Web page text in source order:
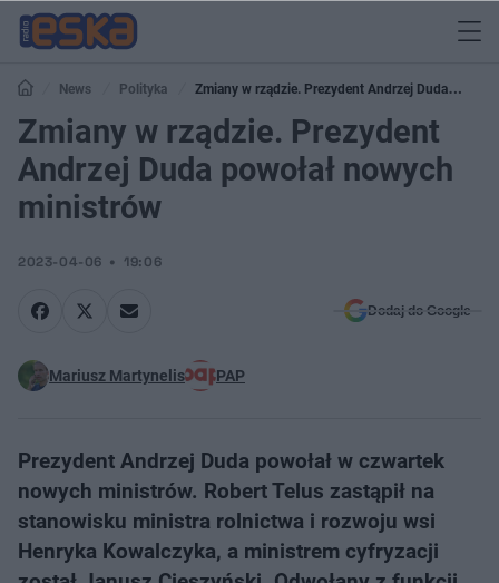
News Polityka
Zmiany w rządzie. Prezydent Andrzej Duda
powołał nowych ministrów
Zmiany w rządzie. Prezydent
Andrzej Duda powołał nowych
ministrów
2023-04-06 19:06
Dodaj do Google
Mariusz Martynelis PAP
Prezydent Andrzej Duda powołał w czwartek
nowych ministrów. Robert Telus zastąpił na
stanowisku ministra rolnictwa i rozwoju wsi
Henryka Kowalczyka, a ministrem cyfryzacji